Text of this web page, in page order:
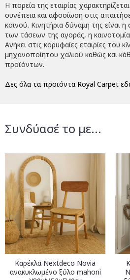
Η πορεία της εταιρίας
συνέπεια και αφοσίωση στις
κοινού. Κινητήρια δύναμη της είναι
των τάσεων της αγοράς, η
Ανήκει στις κορυφαίες εταιρίες του
μηχανοποίητου χαλιού καθώς και
προϊόντων.
Δες όλα τα προϊόντα Royal Carpet
Συνδύασέ το με...
Καρέκλα Nextdeco Novia
ανακυκλωμένο ξύλο mahoni